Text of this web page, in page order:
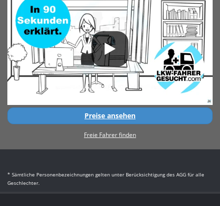
Preise ansehen
Freie Fahrer finden
* Sämtliche Personenbezeichnungen gelten unter Berücksichtigung des AGG für alle
Geschlechter.